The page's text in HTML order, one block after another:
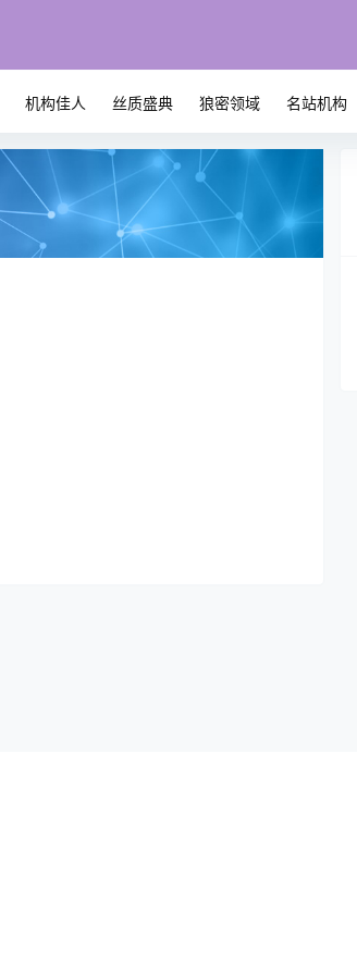
机构佳人 丝质盛典 狼密领域 名站机构